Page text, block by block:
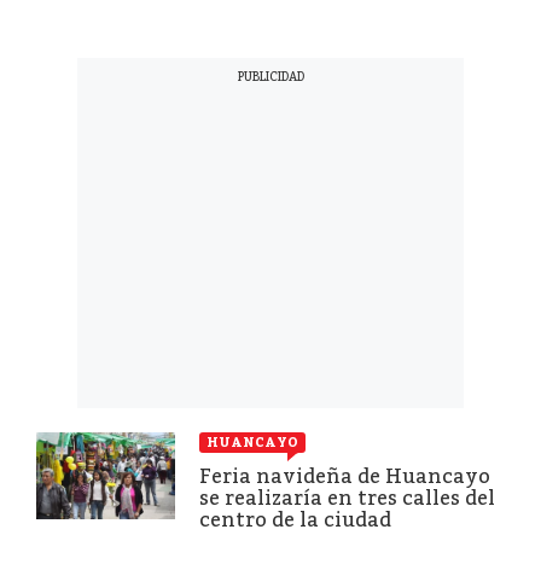
HUANCAYO
Feria navideña de Huancayo
se realizaría en tres calles del
centro de la ciudad